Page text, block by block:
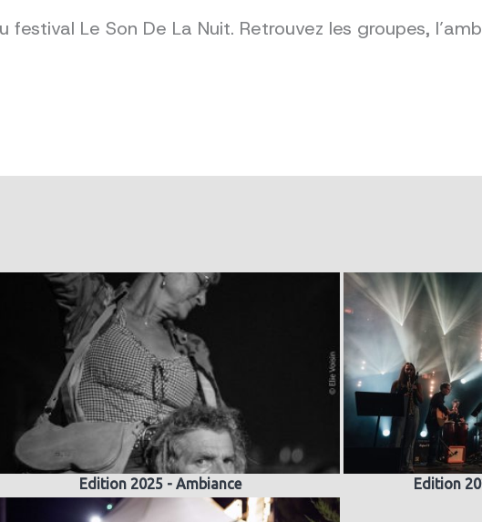
Le Son De La Nuit. Retrouvez les groupes,
Edition 2025 - Ambiance Edition